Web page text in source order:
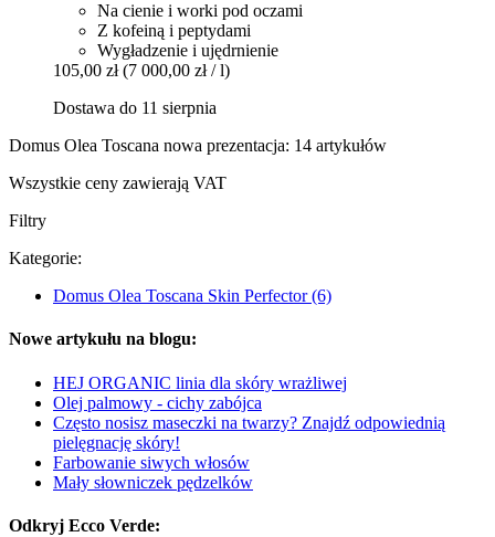
Na cienie i worki pod oczami
Z kofeiną i peptydami
Wygładzenie i ujędrnienie
105,00 zł (7 000,00 zł / l)
Dostawa do 11 sierpnia
Domus Olea Toscana nowa prezentacja: 14 artykułów
Wszystkie ceny zawierają VAT
Filtry
Kategorie:
Domus Olea Toscana Skin Perfector(6)
Nowe artykułu na blogu:
HEJ ORGANIC linia dla skóry wrażliwej
Olej palmowy - cichy zabójca
Często nosisz maseczki na twarzy? Znajdź odpowiednią
pielęgnację skóry!
Farbowanie siwych włosów
Mały słowniczek pędzelków
Odkryj Ecco Verde: